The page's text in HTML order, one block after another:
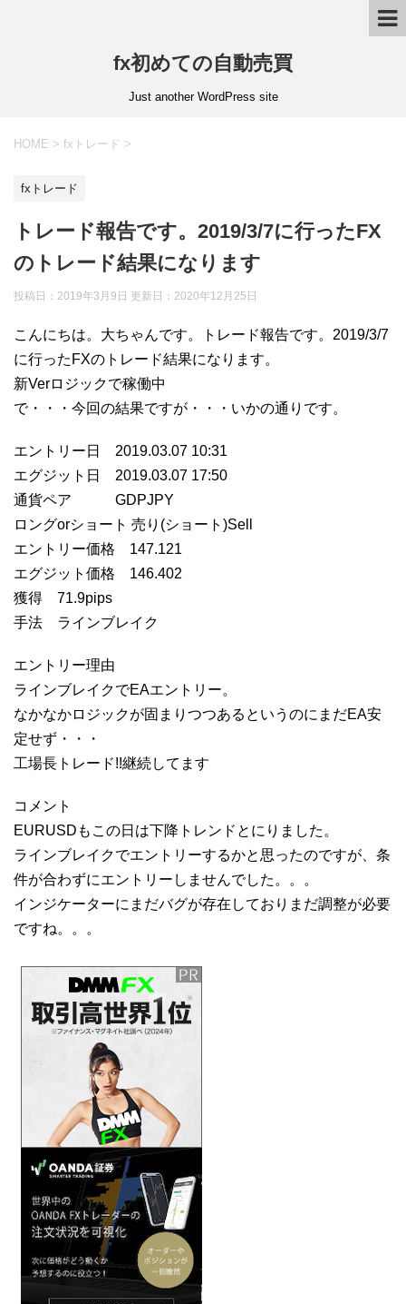
fx初めての自動売買
Just another WordPress site
HOME > fxトレード >
fxトレード
トレード報告です。2019/3/7に行ったFX
のトレード結果になります
投稿日：2019年3月9日 更新日： 2020年12月25日
こんにちは。大ちゃんです。トレード報告です。2019/3/7
に行ったFXのトレード結果になります。
新Verロジックで稼働中
で・・・今回の結果ですが・・・いかの通りです。
エントリー日 2019.03.07 10:31
エグジット日 2019.03.07 17:50
通貨ペア GDPJPY
ロングorショート 売り(ショート)Sell
エントリー価格 147.121
エグジット価格 146.402
獲得 71.9pips
手法 ラインブレイク
エントリー理由
ラインブレイクでEAエントリー。
なかなかロジックが固まりつつあるというのにまだEA安
定せず・・・
工場長トレード!!継続してます
コメント
EURUSDもこの日は下降トレンドとにりました。
ラインブレイクでエントリーするかと思ったのですが、条
件が合わずにエントリーしませんでした。。。
インジケーターにまだバグが存在しておりまだ調整が必要
ですね。。。